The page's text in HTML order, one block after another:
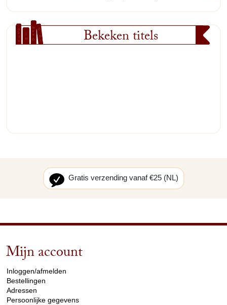
Bekeken titels
Gratis verzending vanaf €25 (NL)
Mijn account
Inloggen/afmelden
Bestellingen
Adressen
Persoonlijke gegevens